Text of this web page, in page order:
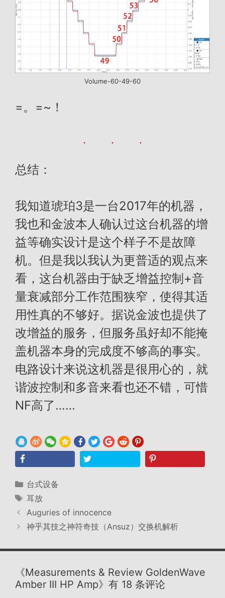
Volume-60-49-60
=。=~！
总结：
我知道琥珀3是一台2017年的机器，
我也和金波本人确认过这台机器的增
益等确实设计是这个样子不是故障
机。但是我以我认为更普适的观点来
看，这台机器由于缺乏增益控制+音
量衰减部分工作范围狭窄，使得其适
用性真的不够好。据说金波也提供了
改增益的服务，但服务虽好却不能掩
盖机器本身的完成度不够高的事实。
电路设计来说这机器是很用心的，就
谐波控制和多音来看也还不错，可惜
NF高了……
分
类
台式设备
标
签
耳放
Auguries of innocence
神乎其技之神符奇技（Ansuz）交换机解析
《Measurements & Review GoldenWave
Amber III HP Amp》有 18 条评论